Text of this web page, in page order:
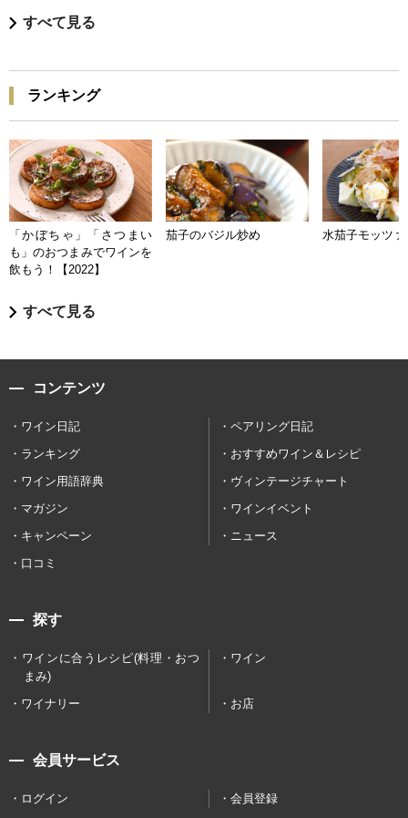
すべて見る
ランキング
「かぼちゃ」「さつまい
も」のおつまみでワインを
飲もう！【2022】
茄子のバジル炒め 水茄子モッツァ
すべて見る
コンテンツ
ワイン日記
ペアリング日記
ランキング
おすすめワイン＆レシピ
ワイン用語辞典
ヴィンテージチャート
マガジン
ワインイベント
キャンペーン
ニュース
口コミ
探す
ワインに合うレシピ(料理・おつ
まみ)
ワイン
ワイナリー お店
会員サービス
ログイン 会員登録